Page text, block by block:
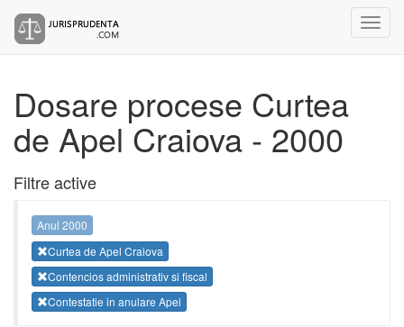
Dosare procese Curtea
de Apel Craiova - 2000
Filtre active
Anul 2000
Curtea de Apel Craiova
Contencios administrativ si fiscal
Contestatie in anulare Apel